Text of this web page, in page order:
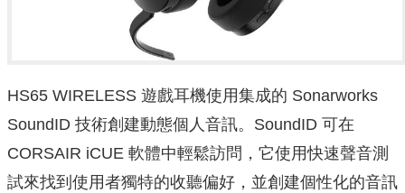
HS65 WIRELESS 遊戲耳機使用集成的 Sonarworks
SoundID 技術創建動態個人音訊。SoundID 可在
CORSAIR iCUE 軟體中輕鬆訪問，它使用快速聲音測
試來找到使用者獨特的收聽偏好，並創建個性化的音訊